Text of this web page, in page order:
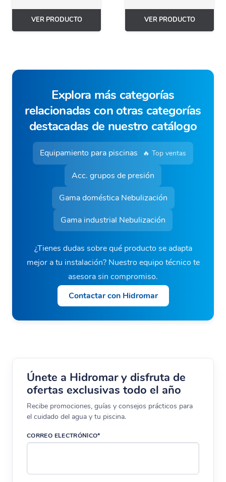
VER PRODUCTO VER PRODUCTO
Explora más categorías
relacionadas con otras categorías
destacadas de nuestro catálogo
Equipamiento para piscinas 🔥 Top ventas
Acc. grupos de presión
Gama doméstica Nebulización
Gama industrial Nebulización
¿Tienes dudas sobre qué producto se adapta
mejor a tu instalación? Nuestro equipo técnico te
asesora sin compromiso.
Contactar con Hidromar
Únete a Hidromar y disfruta de
ofertas exclusivas todo el año
Recibe promociones, guías y consejos prácticos para
el cuidado del agua y tu piscina.
CORREO ELECTRÓNICO*